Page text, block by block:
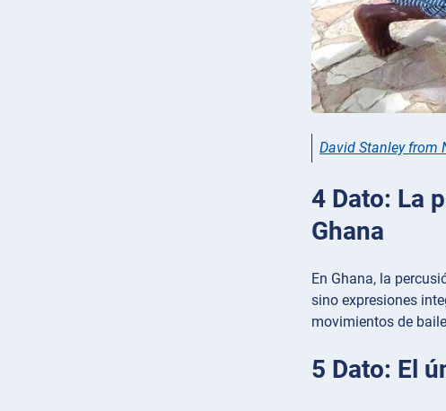
David Stanley from
4 Dato: La
Ghana
En Ghana, la
sino expresiones
movimientos de
5 Dato: El